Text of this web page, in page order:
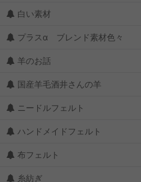
白い素材
プラスα ブレンド素材色々
羊のお話
国産羊毛酒井さんの羊
ニードルフェルト
ハンドメイドフェルト
布フェルト
糸紡ぎ